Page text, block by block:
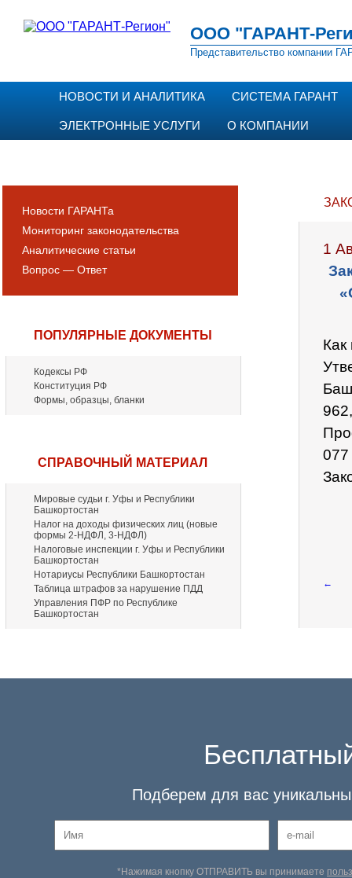
ООО "ГАРАНТ-
Представительство компании
НОВОСТИ И АНАЛИТИКА СИСТЕМА ГАРАНТ
ЭЛЕКТРОННЫЕ УСЛУГИ О КОМПАНИИ
Новости ГАРАНТа
Мониторинг законодательства
Аналитические статьи
Вопрос — Ответ
ПОПУЛЯРНЫЕ ДОКУМЕНТЫ
Кодексы РФ
Конституция РФ
Формы, образцы, бланки
СПРАВОЧНЫЙ МАТЕРИАЛ
Мировые судьи г. Уфы и Республики
Башкортостан
Налог на доходы физических лиц (новые
формы 2-НДФЛ, 3-НДФЛ)
Налоговые инспекции г. Уфы и Республики
Башкортостан
Нотариусы Республики Башкортостан
Таблица штрафов за нарушение ПДД
Управления ПФР по Республике
Башкортостан
1
Как
077
←
Подберем для вас
*Нажимая кнопку ОТПРАВИТЬ вы принимаете